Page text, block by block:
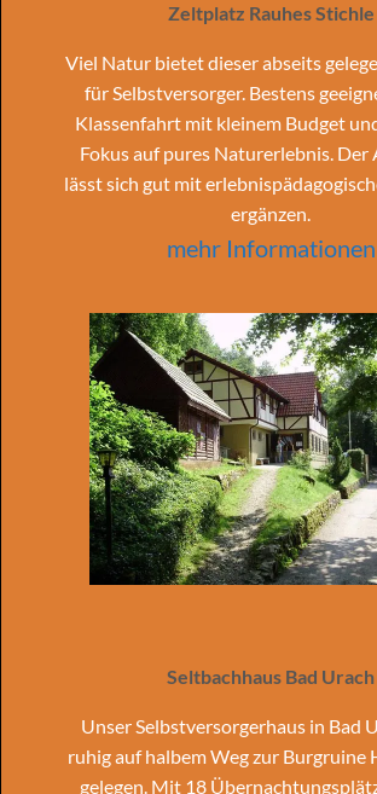
Zeltplatz Rauhes Stichle
Viel Natur bietet dieser abseits
für Selbstversorger. Bestens
Klassenfahrt mit kleinem Budget
Fokus auf pures Naturerlebnis.
lässt sich gut mit
ergänzen.
mehr Informationen
Seltbachhaus Bad Urach
Unser Selbstversorgerhaus in Bad
ruhig auf halbem Weg zur Burgruine
gelegen. Mit 18